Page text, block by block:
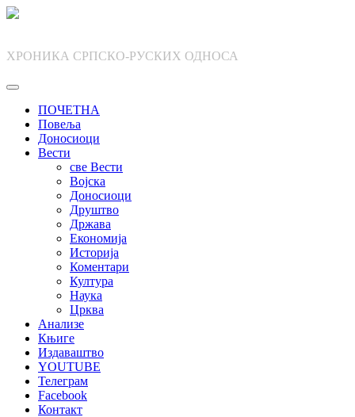
Skip
ХРОНИКА СРПСКО-РУСКИХ ОДНОСА
ПОЧЕТНА
Повеља
Доносиоци
Вести
све Вести
Војска
Доносиоци
Друштво
Држава
Економија
Историја
Коментари
Култура
Наука
Црква
Анализе
Књиге
Издаваштво
YOUTUBE
Телеграм
Facebook
Контакт